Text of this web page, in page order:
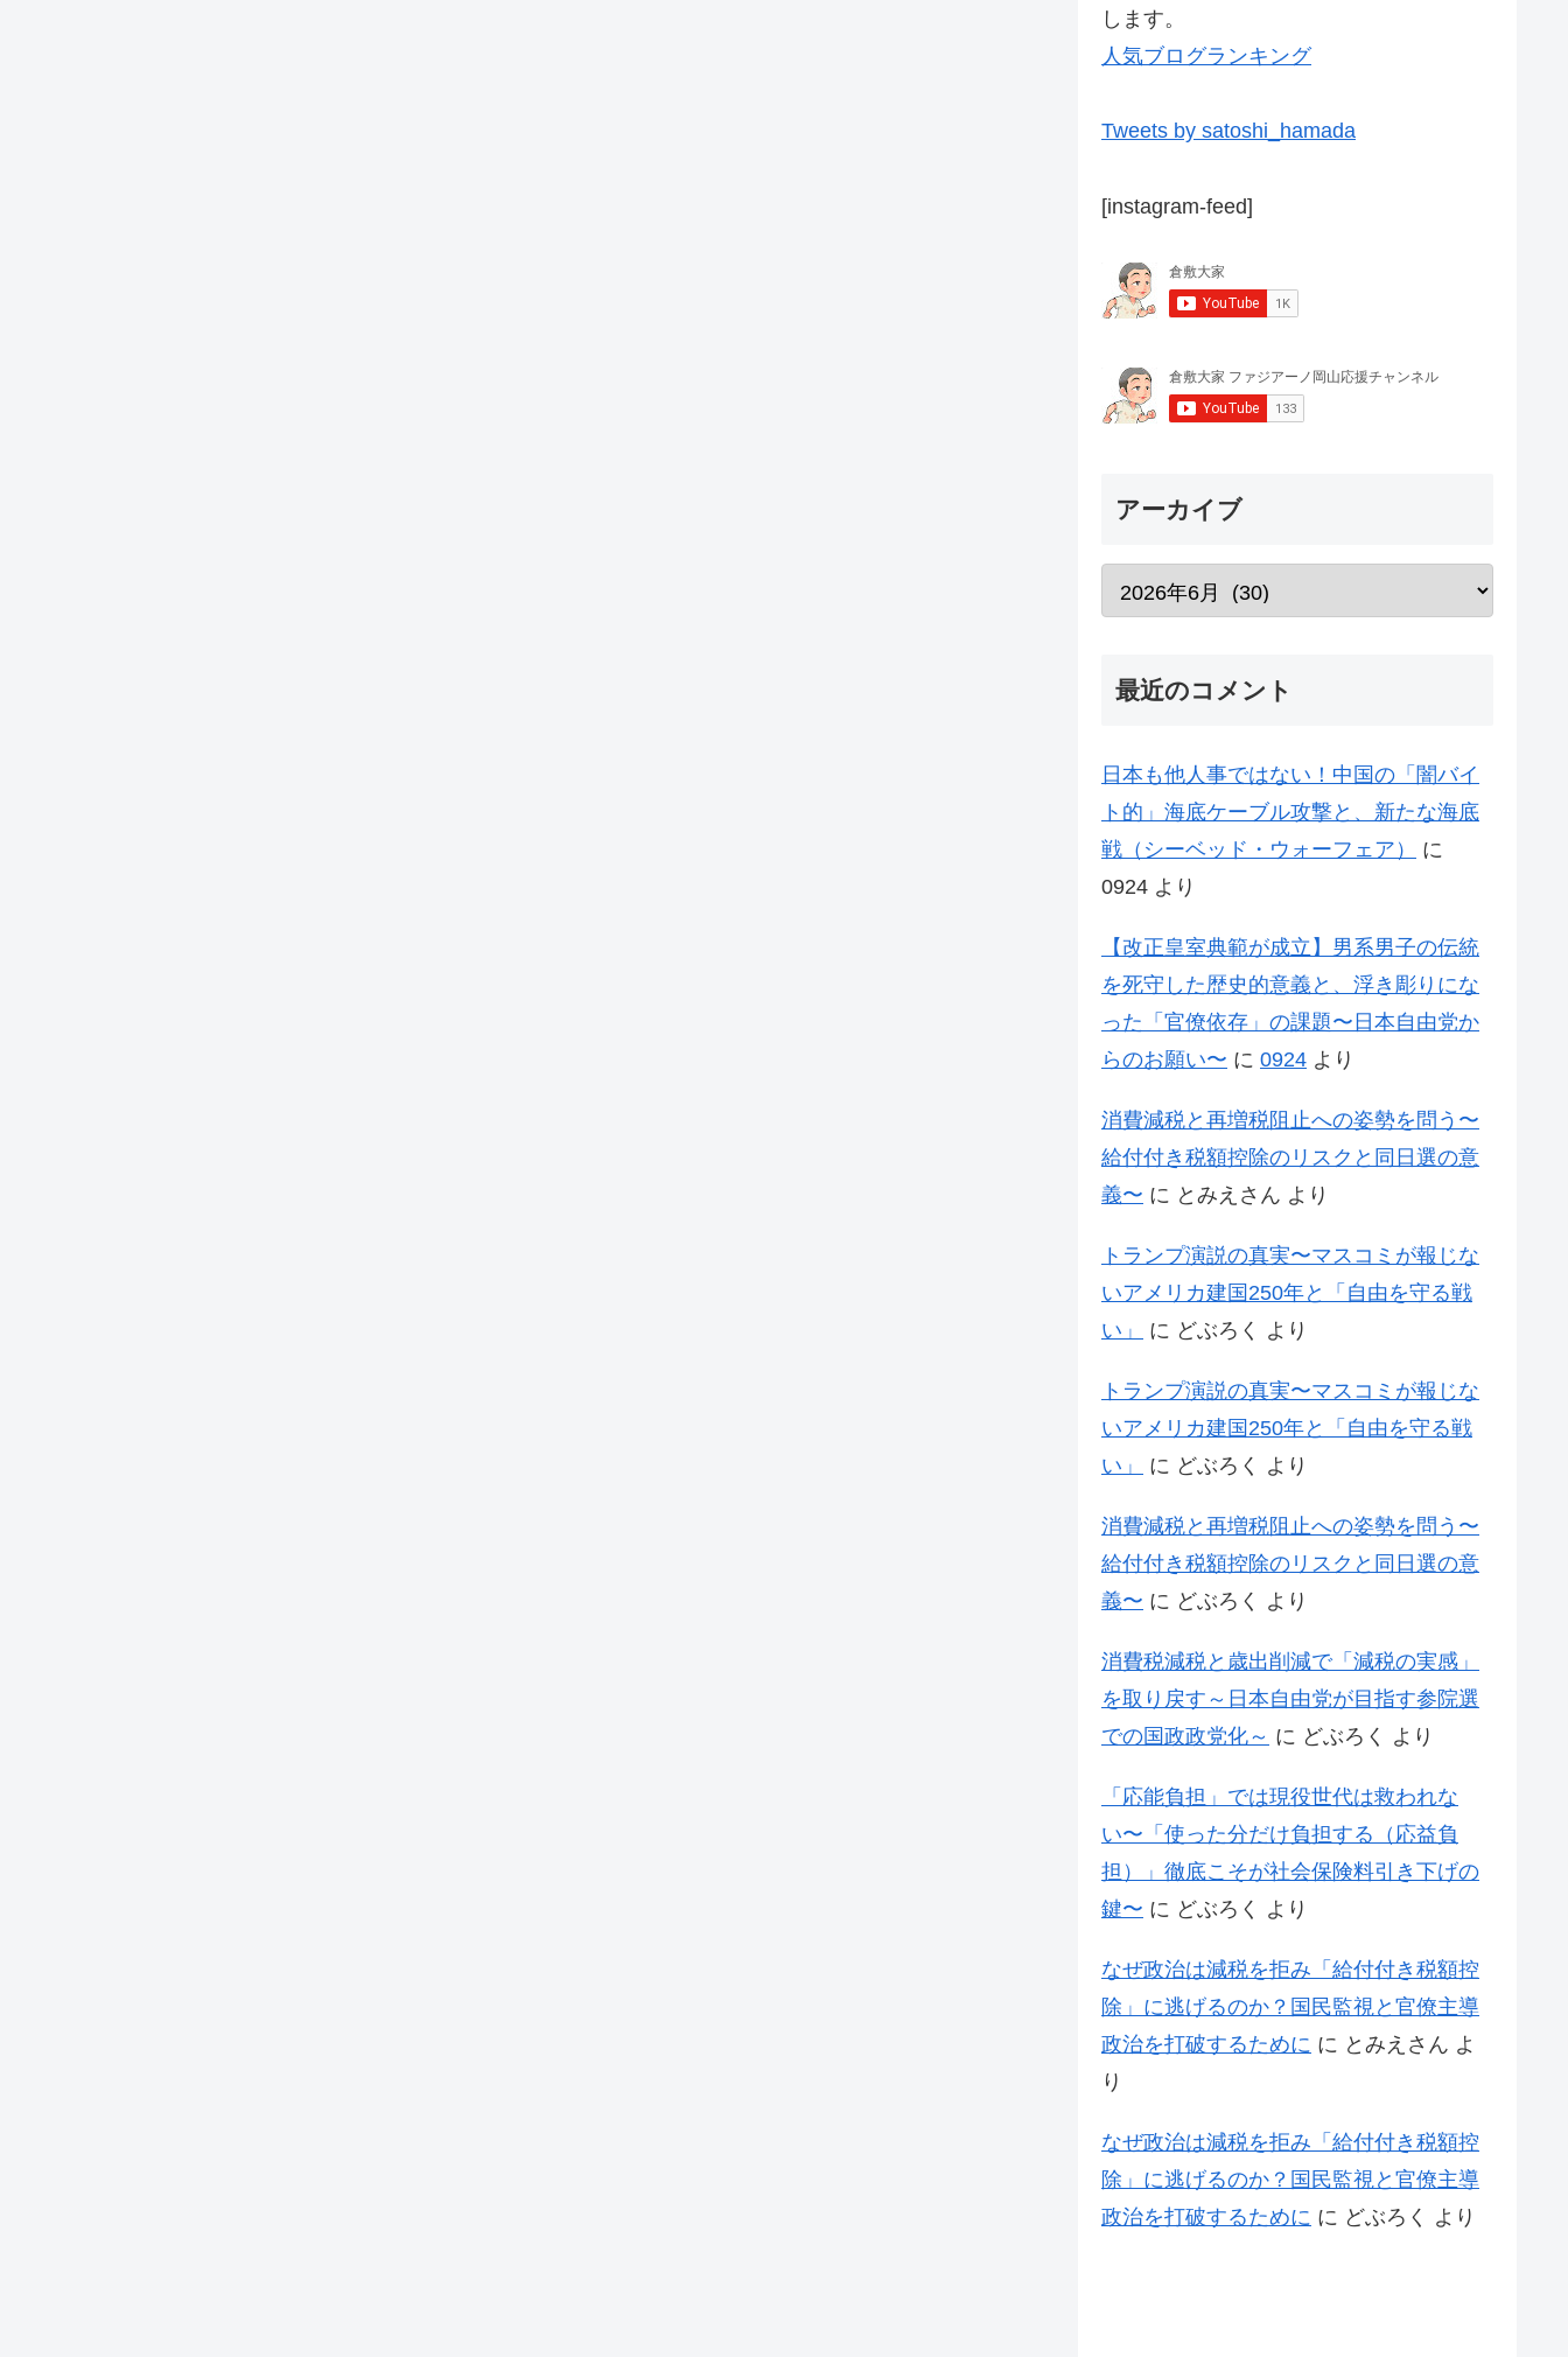
します。
人気ブログランキング
Tweets by satoshi_hamada
[instagram-feed]
アーカイブ
最近のコメント
日本も他人事ではない！中国の「闇バイ
ト的」海底ケーブル攻撃と、新たな海底
戦（シーベッド・ウォーフェア）
に
0924 より
【改正皇室典範が成立】男系男子の伝統
を死守した歴史的意義と、浮き彫りにな
った「官僚依存」の課題〜日本自由党か
らのお願い〜 に 0924 より
消費減税と再増税阻止への姿勢を問う〜
給付付き税額控除のリスクと同日選の意
義〜 に とみえさん より
トランプ演説の真実〜マスコミが報じな
いアメリカ建国250年と「自由を守る戦
い」
に どぶろく より
トランプ演説の真実〜マスコミが報じな
いアメリカ建国250年と「自由を守る戦
い」
に どぶろく より
消費減税と再増税阻止への姿勢を問う〜
給付付き税額控除のリスクと同日選の意
義〜 に どぶろく より
消費税減税と歳出削減で「減税の実感」
を取り戻す～日本自由党が目指す参院選
での国政政党化～ に どぶろく より
「応能負担」では現役世代は救われな
い〜「使った分だけ負担する（応益負
担）」徹底こそが社会保険料引き下げの
鍵〜 に どぶろく より
なぜ政治は減税を拒み「給付付き税額控
除」に逃げるのか？国民監視と官僚主導
政治を打破するために に とみえさん よ
り
なぜ政治は減税を拒み「給付付き税額控
除」に逃げるのか？国民監視と官僚主導
政治を打破するために に どぶろく より